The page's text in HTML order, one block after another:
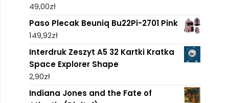
49,00zł
Paso Plecak Beuniq Bu22Pi-2701 Pink
149,92zł
Interdruk Zeszyt A5 32 Kartki Kratka
Space Explorer Shape
2,90zł
Indiana Jones and the Fate of